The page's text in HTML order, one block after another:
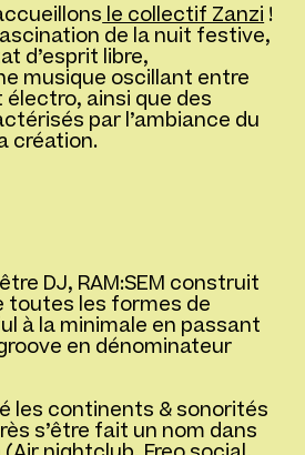
le collectif Zanzi!
de la nuit festive,
d’esprit libre,
musique oscillant entre
ainsi que des
par l’ambiance du
création.
DJ, RAM:SEM construit
toutes les formes de
à la minimale en passant
en dénominateur
les continents & sonorités
s’être fait un nom dans